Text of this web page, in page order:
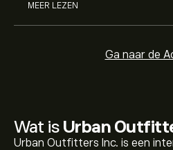
Wat is Urban
Urban Outfitters Inc. is een
MEER LEZEN
Ga naar de